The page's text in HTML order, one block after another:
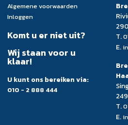
Algemene voorwaarden
Inloggen
Komt u er niet uit?
Wij staan voor u
klaar!
U kunt ons bereiken via:
010 - 2 888 444
T.
E.
T.
E.